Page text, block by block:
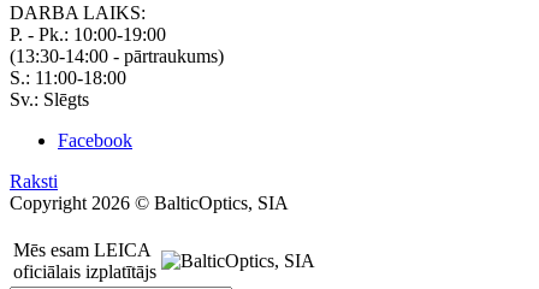
DARBA LAIKS:
P. - Pk.: 10:00-19:00
(13:30-14:00 - pārtraukums)
S.: 11:00-18:00
Sv.: Slēgts
Facebook
Raksti
Copyright 2026 © BalticOptics, SIA
Mēs esam LEICA
oficiālais izplatītājs